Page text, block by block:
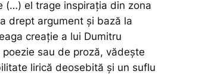
(…) el trage inspirația din zona
drept argument și bază la
creație a lui Dumitru
sau de proză, vădește
lirică deosebită și un suflu